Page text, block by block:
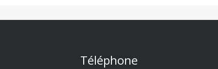
Téléphone